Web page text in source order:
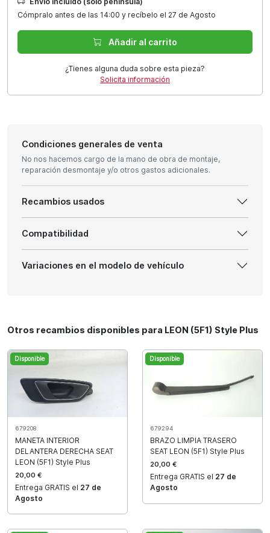
Cómpralo antes de las 14:00 y recíbelo el 27 de Agosto
Añadir al carrito
¿Tienes alguna duda sobre esta pieza?
Solicita información
Condiciones generales de venta
No nos hacemos cargo de la mano de obra de montaje,
reparación desmontaje y/o otros gastos adicionales.
Recambios usados
Compatibilidad
Variaciones en el modelo de vehículo
Otros recambios disponibles para LEON (5F1) Style Plus
Disponible
679208
MANETA INTERIOR
DELANTERA DERECHA SEAT
LEON (5F1) Style Plus
20,00 €
Entrega GRATIS el 27 de
Agosto
Disponible
679294
BRAZO LIMPIA TRASERO
SEAT LEON (5F1) Style Plus
20,00 €
Entrega GRATIS el 27 de
Agosto